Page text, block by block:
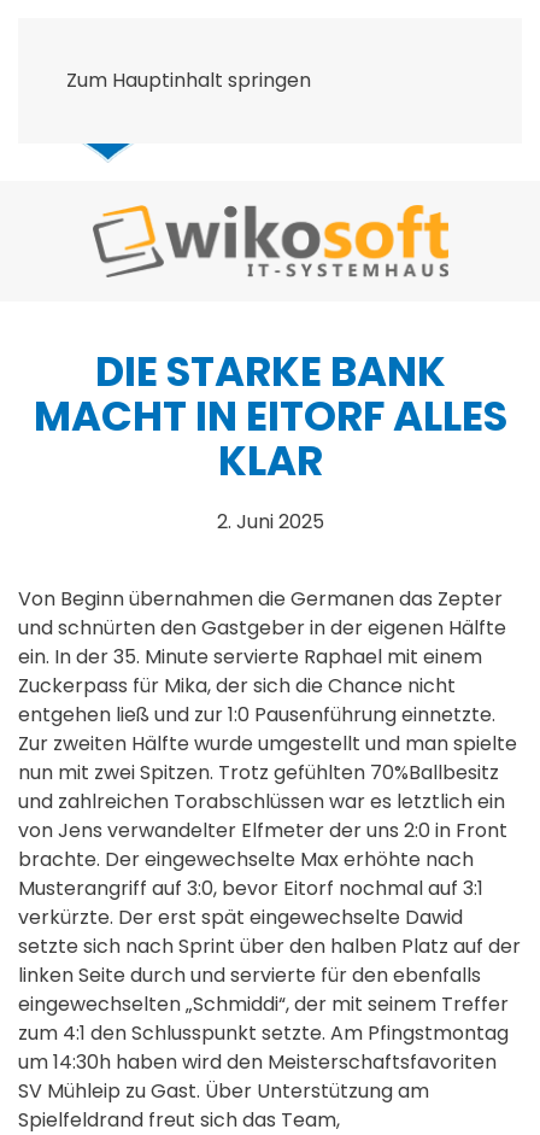
Zum Hauptinhalt springen
DIE STARKE BANK
MACHT IN EITORF ALLES
KLAR
2. Juni 2025
Von Beginn übernahmen die Germanen das Zepter
und schnürten den Gastgeber in der eigenen Hälfte
ein. In der 35. Minute servierte Raphael mit einem
Zuckerpass für Mika, der sich die Chance nicht
entgehen ließ und zur 1:0 Pausenführung einnetzte.
Zur zweiten Hälfte wurde umgestellt und man spielte
nun mit zwei Spitzen. Trotz gefühlten 70%Ballbesitz
und zahlreichen Torabschlüssen war es letztlich ein
von Jens verwandelter Elfmeter der uns 2:0 in Front
brachte. Der eingewechselte Max erhöhte nach
Musterangriff auf 3:0, bevor Eitorf nochmal auf 3:1
verkürzte. Der erst spät eingewechselte Dawid
setzte sich nach Sprint über den halben Platz auf der
linken Seite durch und servierte für den ebenfalls
eingewechselten „Schmiddi“, der mit seinem Treffer
zum 4:1 den Schlusspunkt setzte. Am Pfingstmontag
um 14:30h haben wird den Meisterschaftsfavoriten
SV Mühleip zu Gast. Über Unterstützung am
Spielfeldrand freut sich das Team,